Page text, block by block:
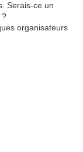
Serais-ce un
?
organisateurs